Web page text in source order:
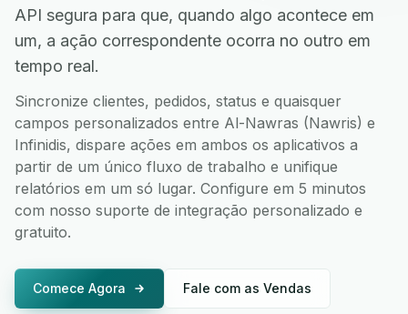
API segura para que, quando algo acontece em
um, a ação correspondente ocorra no outro em
tempo real.
Sincronize clientes, pedidos, status e quaisquer
campos personalizados entre Al-Nawras (Nawris) e
Infinidis, dispare ações em ambos os aplicativos a
partir de um único fluxo de trabalho e unifique
relatórios em um só lugar. Configure em 5 minutos
com nosso suporte de integração personalizado e
gratuito.
Comece Agora Fale com as Vendas